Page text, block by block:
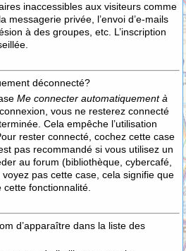
inaccessibles aux visiteurs comme
messagerie privée, l’envoi d’e-mails
à des groupes, etc. L’inscription
déconnecté?
Me connecter automatiquement à
vous ne resterez connecté
Cela empêche l’utilisation
rester connecté, cochez cette case
pas recommandé si vous utilisez un
au forum (bibliothèque, cybercafé,
pas cette case, cela signifie que
cette fonctionnalité.
d’apparaître dans la liste des